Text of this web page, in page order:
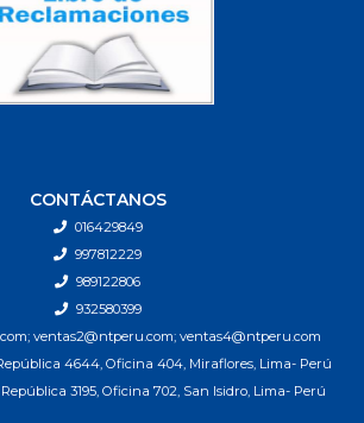
CONTÁCTANOS
016429849
997812229
989122806
932580399
ventas2@ntperu.com; ventas4@ntperu.com
4644, Oficina 404, Miraflores, Lima- Perú
3195, Oficina 702, San Isidro, Lima- Perú